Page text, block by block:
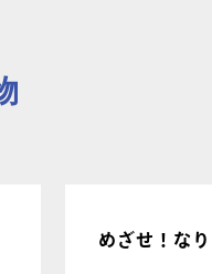
めざせ！な